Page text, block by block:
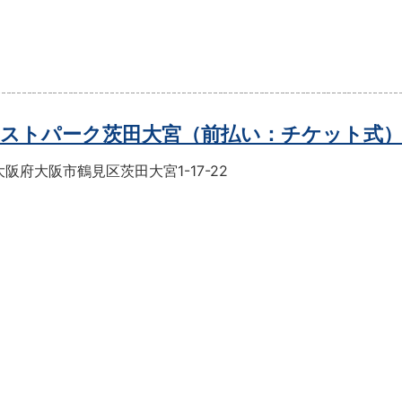
ストパーク茨田大宮（前払い：チケット式）
阪府大阪市鶴見区茨田大宮1-17-22